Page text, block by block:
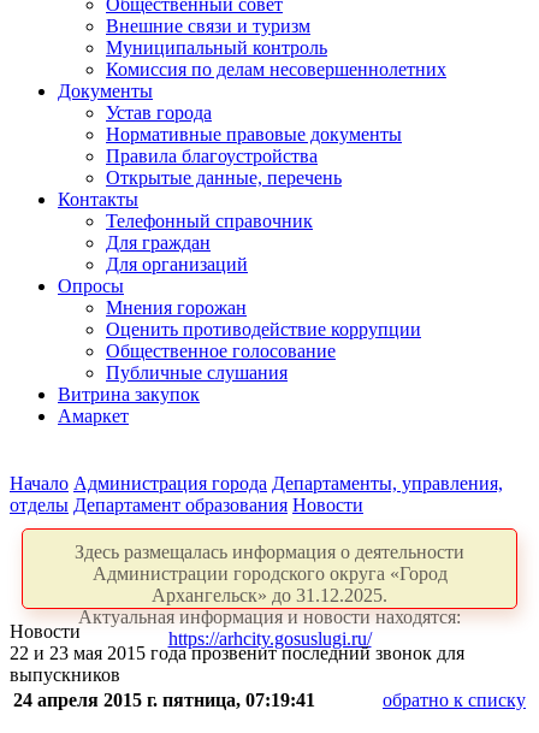
Общественный совет
Внешние связи и туризм
Муниципальный контроль
Комиссия по делам несовершеннолетних
Документы
Устав города
Нормативные правовые документы
Правила благоустройства
Открытые данные, перечень
Контакты
Телефонный справочник
Для граждан
Для организаций
Опросы
Мнения горожан
Оценить противодействие коррупции
Общественное голосование
Публичные слушания
Витрина закупок
Амаркет
Начало Администрация города Департаменты, управления,
отделы Департамент образования Новости
Здесь размещалась информация о деятельности
Администрации городского округа «Город
Архангельск» до 31.12.2025.
Актуальная информация и новости находятся:
https://arhcity.gosuslugi.ru/
Новости
22 и 23 мая 2015 года прозвенит последний звонок для
выпускников
24 апреля 2015 г. пятница, 07:19:41
обратно к списку